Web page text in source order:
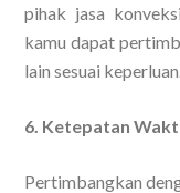
pihak jasa
kamu dapat
lain sesuai
6. Ketepatan
Pertimbangkan